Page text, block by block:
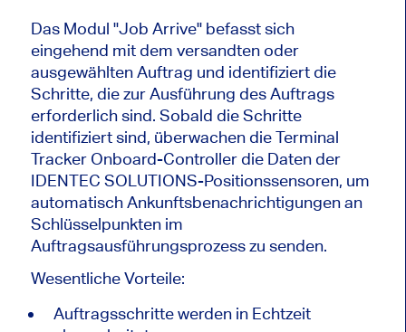
Das Modul "Job Arrive" befasst sich
eingehend mit dem versandten oder
ausgewählten Auftrag und identifiziert die
Schritte, die zur Ausführung des Auftrags
erforderlich sind. Sobald die Schritte
identifiziert sind, überwachen die Terminal
Tracker Onboard-Controller die Daten der
IDENTEC SOLUTIONS-Positionssensoren, um
automatisch Ankunftsbenachrichtigungen an
Schlüsselpunkten im
Auftragsausführungsprozess zu senden.
Wesentliche Vorteile:
Auftragsschritte werden in Echtzeit